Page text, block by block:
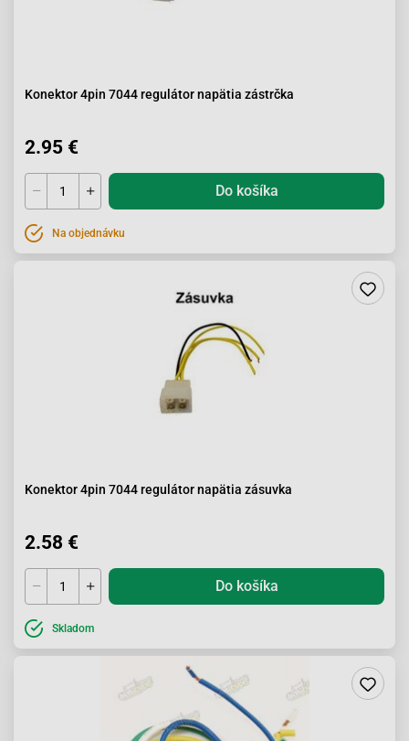
Konektor 4pin 7044 regulátor napätia zástrčka
2.95 €
Do košíka
Na objednávku
Konektor 4pin 7044 regulátor napätia zásuvka
2.58 €
Do košíka
Skladom